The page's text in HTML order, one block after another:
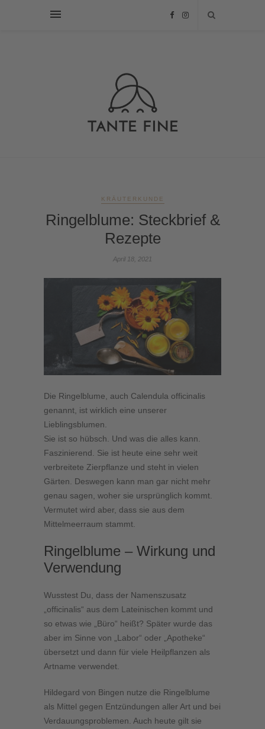
KRÄUTERKUNDE
Ringelblume: Steckbrief &
Rezepte
April 18, 2021
Die Ringelblume, auch Calendula officinalis
genannt, ist wirklich eine unserer
Lieblingsblumen.
Sie ist so hübsch. Und was die alles kann.
Faszinierend. Sie ist heute eine sehr weit
verbreitete Zierpflanze und steht in vielen
Gärten. Deswegen kann man gar nicht mehr
genau sagen, woher sie ursprünglich kommt.
Vermutet wird aber, dass sie aus dem
Mittelmeerraum stammt.
Ringelblume – Wirkung und
Verwendung
Wusstest Du, dass der Namenszusatz
„officinalis“ aus dem Lateinischen kommt und
so etwas wie „Büro“ heißt? Später wurde das
aber im Sinne von „Labor“ oder „Apotheke“
übersetzt und dann für viele Heilpflanzen als
Artname verwendet.
Hildegard von Bingen nutze die Ringelblume
als Mittel gegen Entzündungen aller Art und bei
Verdauungsproblemen. Auch heute gilt sie